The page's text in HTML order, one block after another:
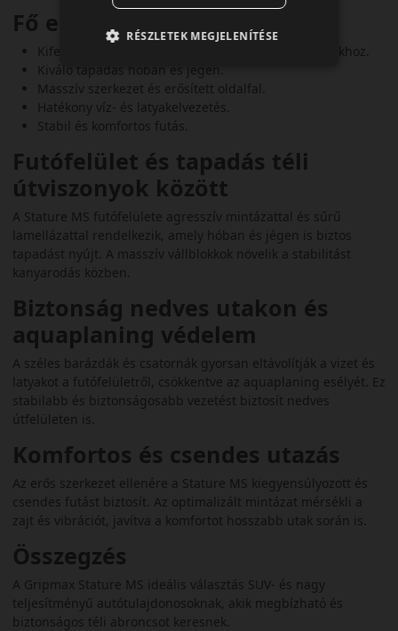
Fő előnyök és jellemzők
Kifejezetten SUV-okhoz és nagy teljesítményű autókhoz.
Kiváló tapadás hóban és jégen.
Masszív szerkezet és erősített oldalfal.
Hatékony víz- és latyakelvezetés.
Stabil és komfortos futás.
Futófelület és tapadás téli
útviszonyok között
A Stature MS futófelülete agresszív mintázattal és sűrű
lamellázattal rendelkezik, amely hóban és jégen is biztos
tapadást nyújt. A masszív vállblokkok növelik a stabilitást
kanyarodás közben.
Biztonság nedves utakon és
aquaplaning védelem
A széles barázdák és csatornák gyorsan eltávolítják a vizet és
latyakot a futófelületről, csökkentve az aquaplaning esélyét. Ez
stabilabb és biztonságosabb vezetést biztosít nedves
útfelületen is.
Komfortos és csendes utazás
Az erős szerkezet ellenére a Stature MS kiegyensúlyozott és
csendes futást biztosít. Az optimalizált mintázat mérsékli a
zajt és vibrációt, javítva a komfortot hosszabb utak során is.
Összegzés
A Gripmax Stature MS ideális választás SUV- és nagy
teljesítményű autótulajdonosoknak, akik megbízható és
biztonságos téli abroncsot keresnek.
RÉSZLETEK MEGJELENÍTÉSE